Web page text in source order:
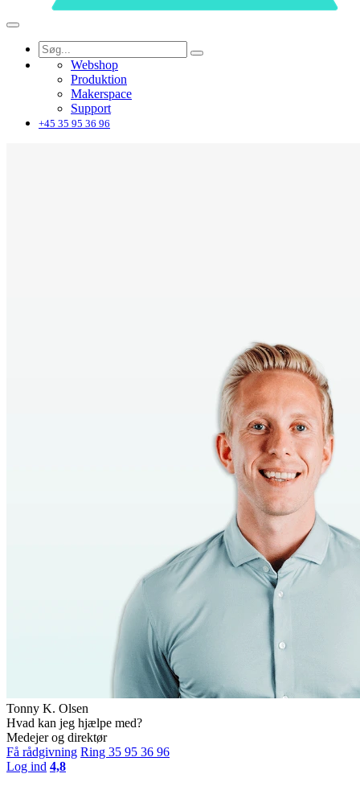
Webshop
Produktion
Makerspace
Support
+45 35 95 36 96
Tonny K. Olsen
Hvad kan jeg hjælpe med?
Medejer og direktør
Få rådgivning Ring 35 95 36 96
Log ind 4,8